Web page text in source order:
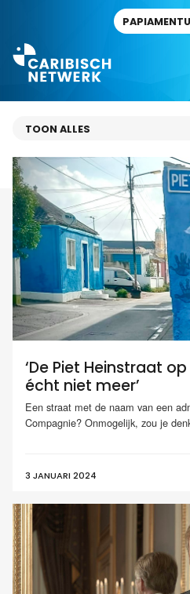
PAPIAMENTU
‘De Piet Heinstraat
écht niet meer’
Een straat met de naam van een
Compagnie? Onmogelijk, zou je
3 JANUARI 2024